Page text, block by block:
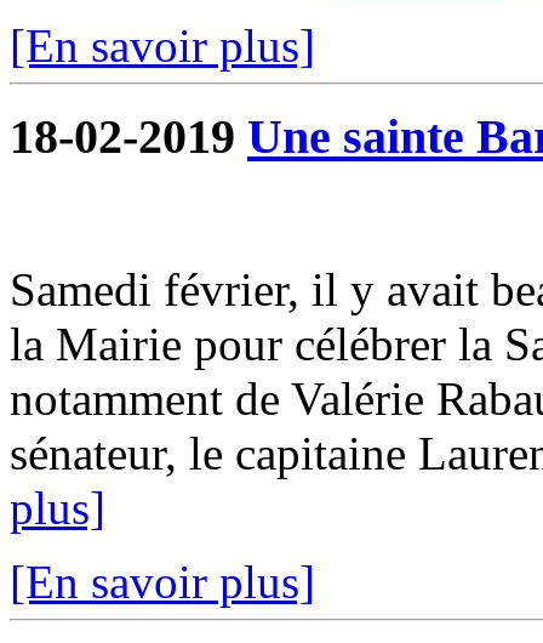
[En savoir plus]
18-02-2019 Une sainte
Samedi février, il y avait
la Mairie pour célébrer la
notamment de Valérie
sénateur, le capitaine
plus]
[En savoir plus]